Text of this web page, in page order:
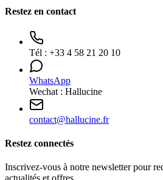
Restez en contact
Tél : +33 4 58 21 20 10
WhatsApp
Wechat : Hallucine
contact@hallucine.fr
Restez connectés
Inscrivez-vous à notre newsletter pour